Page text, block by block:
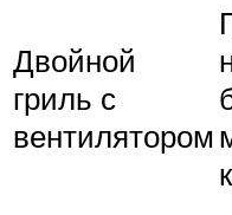
Двойной
гриль с
вентилятором